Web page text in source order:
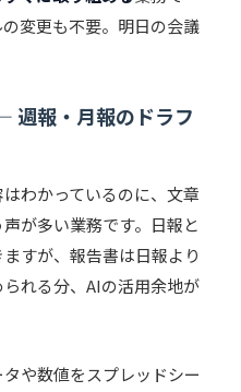
変更も不要。明日の会議
報・月報のドラフ
わかっているのに、文章
が多い業務です。日報と
すが、報告書は日報より
れる分、AIの活用余地が
や数値をスプレッドシー